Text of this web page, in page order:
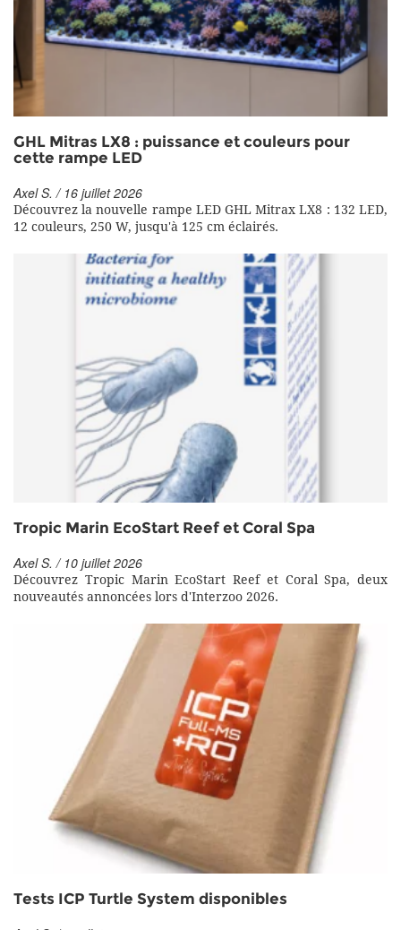
GHL Mitras LX8 : puissance et couleurs pour
cette rampe LED
Axel S. / 16 juillet 2026
Découvrez la nouvelle rampe LED GHL Mitrax LX8 : 132 LED,
12 couleurs, 250 W, jusqu'à 125 cm éclairés.
Tropic Marin EcoStart Reef et Coral Spa
Axel S. / 10 juillet 2026
Découvrez Tropic Marin EcoStart Reef et Coral Spa, deux
nouveautés annoncées lors d'Interzoo 2026.
Tests ICP Turtle System disponibles